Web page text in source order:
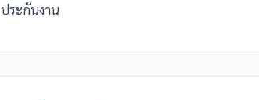
ประกันงาน